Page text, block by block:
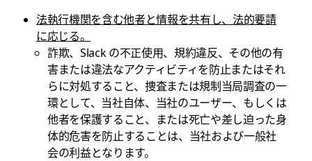
法執行機関を含む他者と情報を共有し、法的要請
に応じる。
詐欺、Slack の不正使用、規約違反、その他の有
害または違法なアクティビティを防止またはそれ
らに対処すること、捜査または規制当局調査の一
環として、当社自体、当社のユーザー、もしくは
他者を保護すること、または死亡や差し迫った身
体的危害を防止することは、当社および一般社
会の利益となります。